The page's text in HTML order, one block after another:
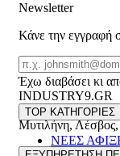
Newsletter
Κάνε την εγγραφή
Email
Έχω διαβάσει κι
INDUSTRY9.GR
Ελευθέριου
Μυτιλήνη,Λέσβος,
22510 55629
TOP ΚΑΤΗΓΟΡΙΕΣ
ΝΕΕΣ